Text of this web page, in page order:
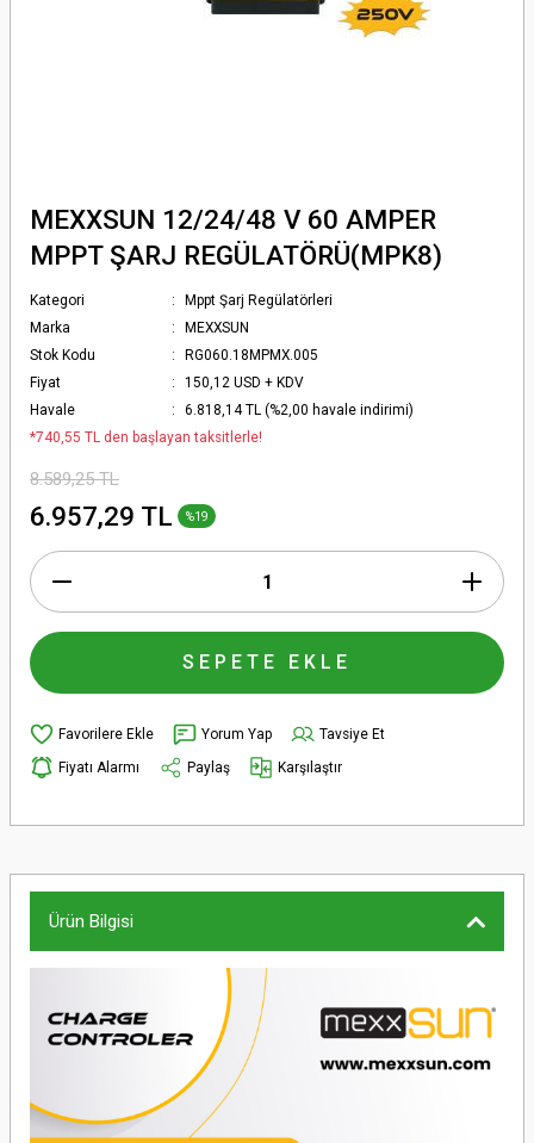
MEXXSUN 12/24/48 V 60 AMPER
MPPT ŞARJ REGÜLATÖRÜ(MPK8)
Kategori
Mppt Şarj Regülatörleri
Marka
MEXXSUN
Stok Kodu
RG060.18MPMX.005
Fiyat
150,12 USD + KDV
Havale
6.818,14 TL (%2,00 havale indirimi)
*740,55 TL den başlayan taksitlerle!
8.589,25 TL
6.957,29 TL %19
SEPETE EKLE
Yorum Yap
Tavsiye Et
Fiyatı Alarmı
Paylaş Karşılaştır
Ürün Bilgisi